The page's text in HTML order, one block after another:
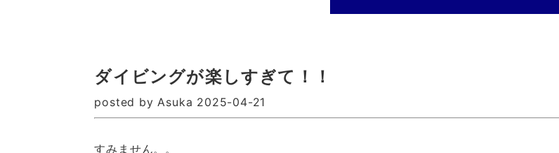
ダイビングが楽しすぎて！！
posted by Asuka 2025-04-21
すみません。。